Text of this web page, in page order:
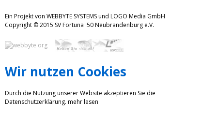
Ein Projekt von WEBBYTE SYSTEMS und LOGO Media GmbH
Copyright © 2015 SV Fortuna '50 Neubrandenburg e.V.
Wir nutzen Cookies
Durch die Nutzung unserer Website akzeptieren Sie die
Datenschutzerklärung. mehr lesen